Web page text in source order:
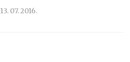
13. 07. 2016.